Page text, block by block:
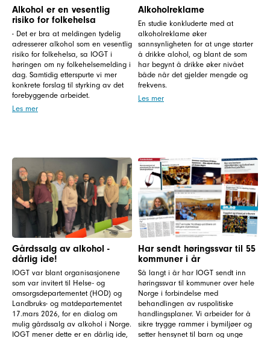
Alkohol er en vesentlig
risiko for folkehelsa
- Det er bra at meldingen tydelig
adresserer alkohol som en vesentlig
risiko for folkehelsa, sa IOGT i
høringen om ny folkehelsemelding i
dag. Samtidig etterspurte vi mer
konkrete forslag til styrking av det
forebyggende arbeidet.
Les mer
Alkoholreklame
En studie konkluderte med at
alkoholreklame øker
sannsynligheten for at unge starter
å drikke alohol, og blant de som
har begynt å drikke øker nivået
både når det gjelder mengde og
frekvens.
Les mer
Gårdssalg av alkohol -
dårlig ide!
IOGT var blant organisasjonene
som var invitert til Helse- og
omsorgsdepartementet (HOD) og
Landbruks- og matdepartementet
17.mars 2026, for en dialog om
mulig gårdssalg av alkohol i Norge.
IOGT mener dette er en dårlig ide,
Har sendt høringssvar til 55
kommuner i år
Så langt i år har IOGT sendt inn
høringssvar til kommuner over hele
Norge i forbindelse med
behandlingen av ruspolitiske
handlingsplaner. Vi arbeider for å
sikre trygge rammer i bymiljøer og
setter hensynet til barn og unge